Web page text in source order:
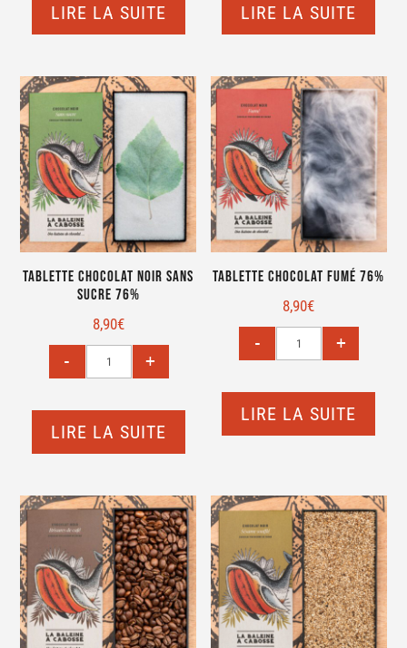
LIRE LA SUITE LIRE LA SUITE
Tablette chocolat noir sans
sucre 76%
8,90€
LIRE LA SUITE
Tablette Chocolat fumé 76%
8,90€
LIRE LA SUITE